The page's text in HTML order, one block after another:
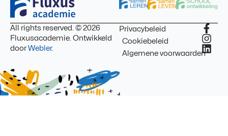
All rights reserved. © 2026
Fluxusacademie. Ontwikkeld
doorWebler.
Privacybeleid
Cookiebeleid
Algemene voorwaarden